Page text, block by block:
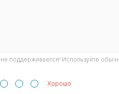
не поддерживается! Используйте
Хорошо